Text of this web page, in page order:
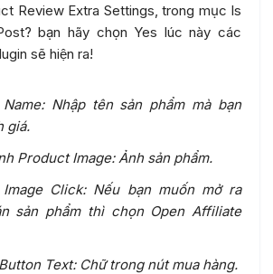
Review Extra Settings, trong mục Is
bạn hãy chọn Yes lúc này các
sẽ hiện ra!
Nhập tên sản phẩm mà bạn
giá.
Product Image: Ảnh sản phẩm.
Image Click: Nếu bạn muốn mở ra
sản phẩm thì chọn Open Affiliate
Text: Chữ trong nút mua hàng.